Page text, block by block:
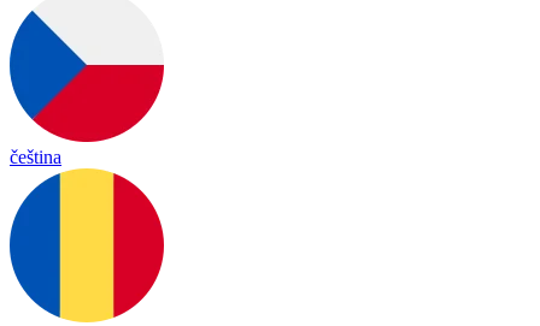
čeština